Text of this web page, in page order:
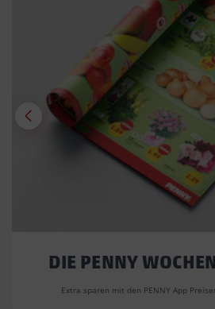
DIE PENNY
Extra sparen mit den PENNY App